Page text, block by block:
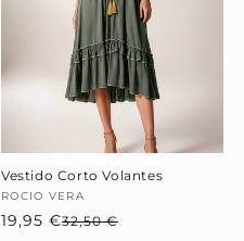
Vestido Corto Volantes
Proveedor:
ROCIO VERA
32,50 €
19,95 €